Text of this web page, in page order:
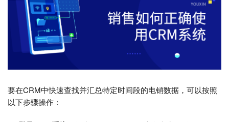
要在CRM中快速查找并汇总特定时间段的电销数据，可以按照
以下步骤操作：